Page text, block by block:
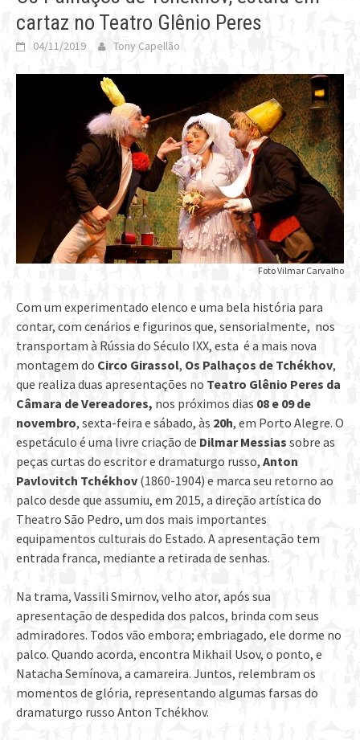
cartaz no Teatro Glênio Peres
04/11/2019 Tony Capellão
Foto Vilmar Carvalho
Com um experimentado elenco e uma bela história para
contar, com cenários e figurinos que, sensorialmente, nos
transportam à Rússia do Século IXX, esta é a mais nova
montagem do Circo Girassol, Os Palhaços de Tchékhov,
que realiza duas apresentações no Teatro Glênio Peres da
Câmara de Vereadores, nos próximos dias 08 e 09 de
novembro, sexta-feira e sábado, às 20h, em Porto Alegre. O
espetáculo é uma livre criação de Dilmar Messias sobre as
peças curtas do escritor e dramaturgo russo, Anton
Pavlovitch Tchékhov (1860-1904) e marca seu retorno ao
palco desde que assumiu, em 2015, a direção artística do
Theatro São Pedro, um dos mais importantes
equipamentos culturais do Estado. A apresentação tem
entrada franca, mediante a retirada de senhas.
Na trama, Vassili Smirnov, velho ator, após sua
apresentação de despedida dos palcos, brinda com seus
admiradores. Todos vão embora; embriagado, ele dorme no
palco. Quando acorda, encontra Mikhail Usov, o ponto, e
Natacha Semínova, a camareira. Juntos, relembram os
momentos de glória, representando algumas farsas do
dramaturgo russo Anton Tchékhov.